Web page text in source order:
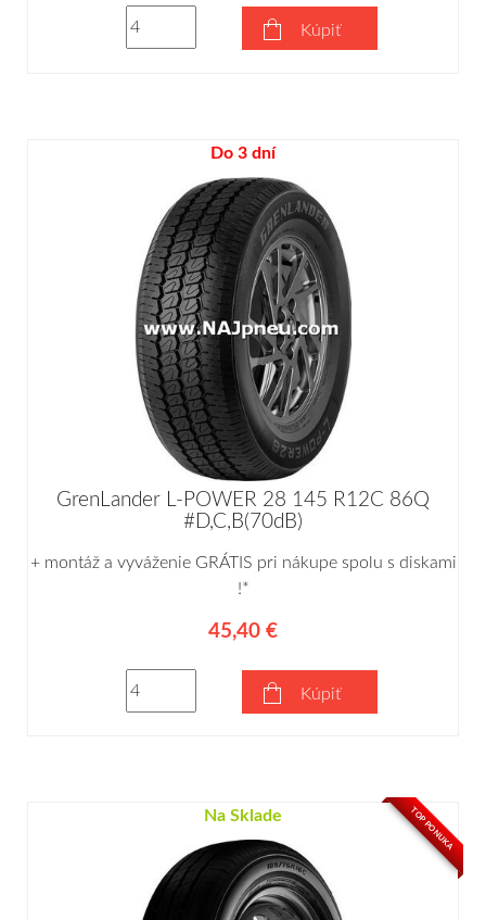
Kúpiť
Do 3 dní
GrenLander L-POWER 28 145 R12C 86Q
#D,C,B(70dB)
+ montáž a vyváženie GRÁTIS pri nákupe spolu s diskami
!*
45,40 €
Kúpiť
Na Sklade TOP PONUKA